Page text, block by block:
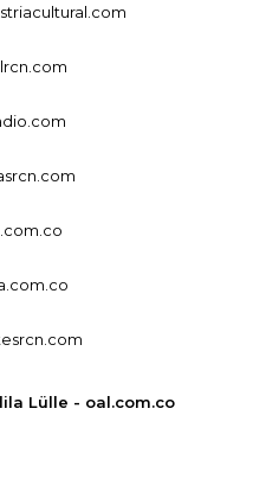
Lülle - oal.com.co